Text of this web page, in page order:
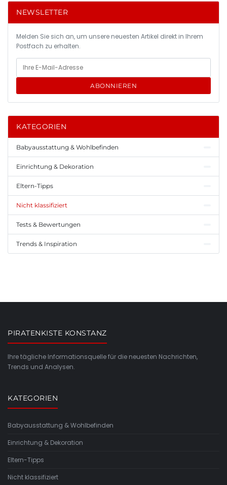
NEWSLETTER
Melden Sie sich an, um unsere neuesten Artikel direkt in Ihrem
Postfach zu erhalten.
ABONNIEREN
KATEGORIEN
Babyausstattung & Wohlbefinden
Einrichtung & Dekoration
Eltern-Tipps
Nicht klassifiziert
Tests & Bewertungen
Trends & Inspiration
PIRATENKISTE KONSTANZ
Ihre tägliche Informationsquelle für die neuesten Nachrichten,
Trends und Analysen.
KATEGORIEN
Babyausstattung & Wohlbefinden
Einrichtung & Dekoration
Eltern-Tipps
Nicht klassifiziert